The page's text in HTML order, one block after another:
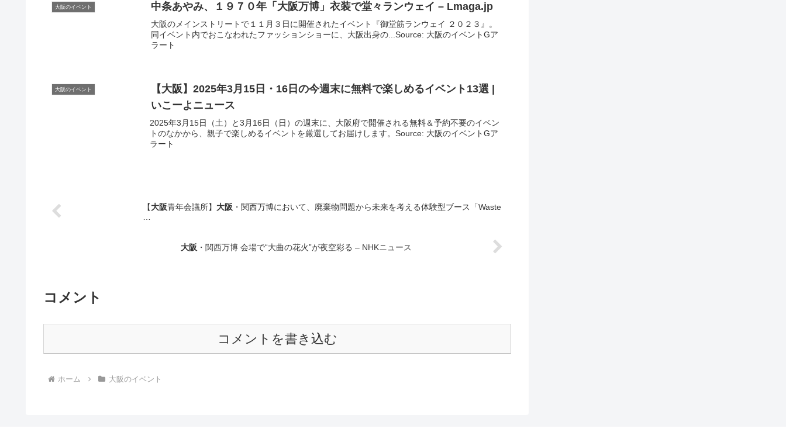
大阪のイベント 中条あやみ、１９７０年「 大阪万博」衣装で堂々ランウェイ – Lmaga.jp
大阪のメインストリートで１１月３日に開催されたイベント『御堂筋ランウェイ ２０２３』。
同イベント内でおこなわれたファッションショーに、大阪出身の...Source: 大阪のイベントGア
ラート
大阪のイベント 【大阪 】2025年3月15日・16日の今週末に無料で楽しめるイベント 13選 |
いこーよニュース
2025年3月15日（土）と3月16日（日）の週末に、大阪府で開催される無料＆予約不要のイベン
トのなかから、親子で楽しめるイベントを厳選してお届けします。Source: 大阪のイベントGア
ラート
【大阪青年会議所】 大阪 ・関西万博において、廃棄物問題から未来を考える体験型ブース「Waste
大阪 ・関西万博 会場で“大曲の花火”が夜空彩る – NHKニュース
コメント
コメントを書き込む
ホーム 大阪のイベント